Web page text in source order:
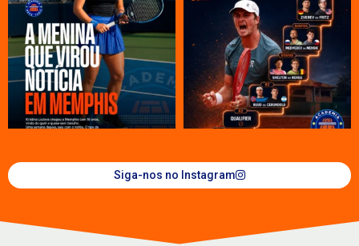
Siga-nos no Instagram